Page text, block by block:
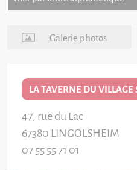
Galerie photos
47, rue du Lac
67380 LINGOLSHEIM
07 55 55 71 01